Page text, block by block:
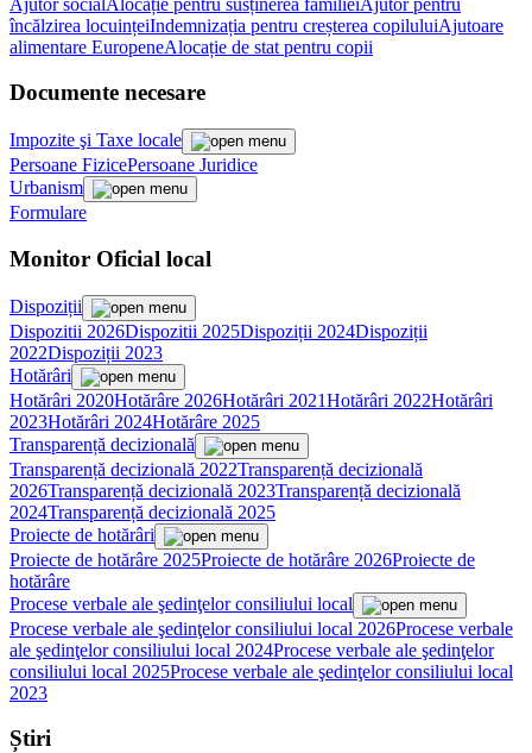
încălzirea locuințeiIndemnizația pentru creșterea copiluluiAjutoare
alimentare EuropeneAlocație de stat pentru copii
Documente necesare
Impozite şi Taxe locale
Persoane FizicePersoane Juridice
Urbanism
Formulare
Monitor Oficial local
Dispoziții
Dispozitii 2026Dispozitii 2025Dispoziții 2024Dispoziții
2022Dispoziții 2023
Hotărâri
Hotărâri 2020Hotărâre 2026Hotărâri 2021Hotărâri 2022Hotărâri
2023Hotărâri 2024Hotărâre 2025
Transparență decizională
Transparență decizională 2022Transparență decizională
2026Transparență decizională 2023Transparență decizională
2024Transparență decizională 2025
Proiecte de hotărâri
Proiecte de hotărâre 2025Proiecte de hotărâre 2026Proiecte de
hotărâre
Procese verbale ale şedinţelor consiliului local
Procese verbale ale şedinţelor consiliului local 2026Procese verbale
ale şedinţelor consiliului local 2024Procese verbale ale şedinţelor
consiliului local 2025Procese verbale ale şedinţelor consiliului local
2023
Știri